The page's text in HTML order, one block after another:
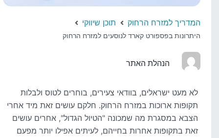
המדריך למזרח הרחוק תוכן שיווקי
היתרונות בפספורט קארד לנוסעים למזרח הרחוק
הנהלת האתר
לא מעט ישראלים, בוודאי צעירים, בוחרים לטוס ולבלות
תקופות ארוכות במזרח הרחוק. חלקם עושים זאת מיד אחרי
הצבא במסגרת מה שמכונה "הטיול הגדול", אחרים עושים
זאת בתקופות אחרות בחייהם, לעיתים אפילו יותר מפעם